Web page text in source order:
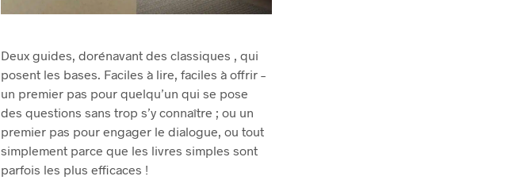
Deux guides, dorénavant des classiques , qui
posent les bases. Faciles à lire, faciles à offrir –
un premier pas pour quelqu’un qui se pose
des questions sans trop s’y connaître ; ou un
premier pas pour engager le dialogue, ou tout
simplement parce que les livres simples sont
parfois les plus efficaces !